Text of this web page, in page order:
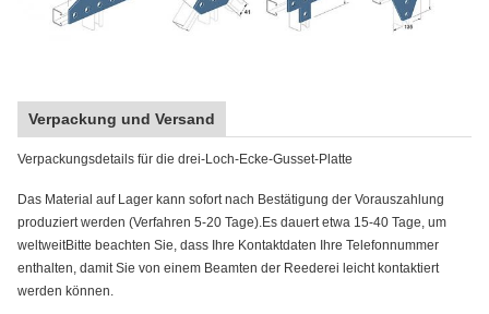
Verpackung und Versand
Verpackungsdetails für die drei-Loch-Ecke-Gusset-Platte
Das Material auf Lager kann sofort nach Bestätigung der Vorauszahlung
produziert werden (Verfahren 5-20 Tage).Es dauert etwa 15-40 Tage, um
weltweitBitte beachten Sie, dass Ihre Kontaktdaten Ihre Telefonnummer
enthalten, damit Sie von einem Beamten der Reederei leicht kontaktiert
werden können.